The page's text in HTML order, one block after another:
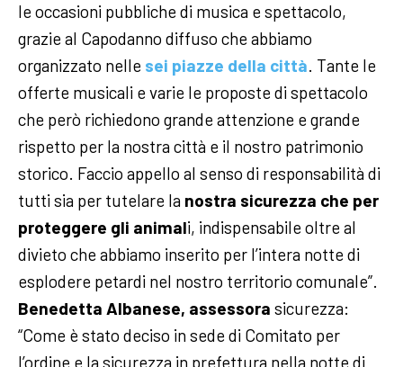
le occasioni pubbliche di musica e spettacolo,
grazie al Capodanno diffuso che abbiamo
organizzato nelle sei piazze della città. Tante le
offerte musicali e varie le proposte di spettacolo
che però richiedono grande attenzione e grande
rispetto per la nostra città e il nostro patrimonio
storico. Faccio appello al senso di responsabilità di
tutti sia per tutelare la nostra sicurezza che per
proteggere gli animali, indispensabile oltre al
divieto che abbiamo inserito per l’intera notte di
esplodere petardi nel nostro territorio comunale”.
Benedetta Albanese, assessora sicurezza:
“Come è stato deciso in sede di Comitato per
l’ordine e la sicurezza in prefettura nella notte di